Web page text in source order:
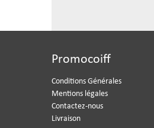
Promocoiff
Conditions Générales
Mentions légales
Contactez-nous
Livraison